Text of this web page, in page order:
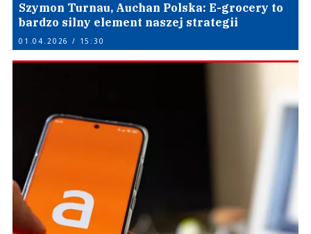
Szymon Turnau, Auchan Polska: E-grocery to
bardzo silny element naszej strategii
01.04.2026 / 15:30